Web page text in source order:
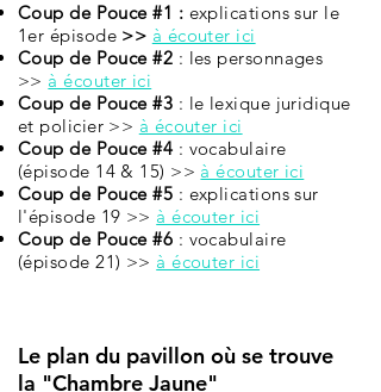
Coup de Pouce #1 : explications sur le
1er épisode>> à écouter ici
Coup de Pouce #2 : les personnages
>> à écouter ici
Coup de Pouce #3 : le lexique juridique
et policier >> à écouter ici
Coup de Pouce #4 : vocabulaire
(épisode 14 & 15) >> à écouter ici
Coup de Pouce #5 : explications sur
l'épisode 19 >> à écouter ici
Coup de Pouce #6 : vocabulaire
(épisode 21) >> à écouter ici
Le plan du pavillon où se trouve
la "Chambre Jaune"